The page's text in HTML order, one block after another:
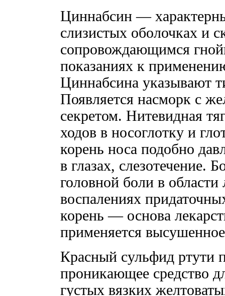
Циннабсин —
слизистых оболочках и
сопровождающимся
показаниях к
Циннабсина указывают
Появляется насморк с
секретом. Нитевидная
ходов в носоглотку и
корень носа подобно
в глазах, слезотечение.
головной боли в
воспалениях
корень — основа
применяется
Красный сульфид ртути
проникающее средство
густых вязких